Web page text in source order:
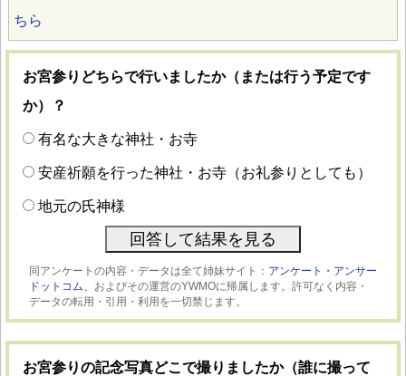
ちら
お宮参りどちらで行いましたか（または行う予定です
か）？
有名な大きな神社・お寺
安産祈願を行った神社・お寺（お礼参りとしても）
地元の氏神様
同アンケートの内容・データは全て姉妹サイト： アンケート・アンサー
ドットコム、 およびその運営のYWMOに帰属します。許可なく内容・
データの転用・引用・利用を一切禁じます。
お宮参りの記念写真どこで撮りましたか（誰に撮って